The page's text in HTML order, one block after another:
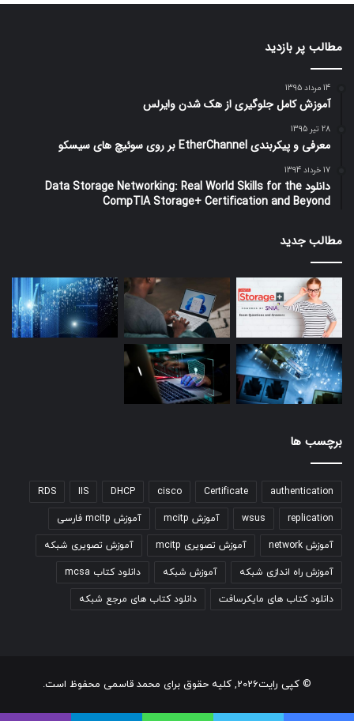
مطالب پر بازدید
14 مرداد 1395
آموزش کامل جلوگیری از هک شدن وایرلس
28 تیر 1395
معرفی و پیکربندی EtherChannel بر روی سوئیچ های سیسکو
17 خرداد 1394
دانلود Data Storage Networking: Real World Skills for the
CompTIA Storage+ Certification and Beyond
مطالب جدید
برچسب ها
authentication
Certificate
cisco
DHCP
IIS
RDS
replication
wsus آموزش mcitp آموزش mcitp فارسی
آموزش network آموزش تصویری mcitp آموزش تصویری شبکه
آموزش راه اندازی شبکه آموزش شبکه دانلود کتاب mcsa
دانلود کتاب های مایکرسافت دانلود کتاب های مرجع شبکه
© کپی رایت2026, کلیه حقوق برای محمد قاسمی محفوظ است.